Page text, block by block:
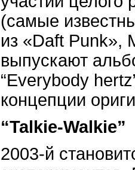
(самые
из «Daft Punk»,
выпускают
“Everybody hertz
концепции
“Talkie-Walkie”
2003-й